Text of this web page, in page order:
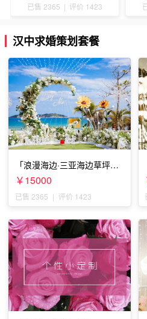
已售 2365 | 评价 1423
汉中求婚策划套餐
「浪漫海边·三亚海边草坪浪
漫求婚」
￥15000
已售 2365 | 评价 1423